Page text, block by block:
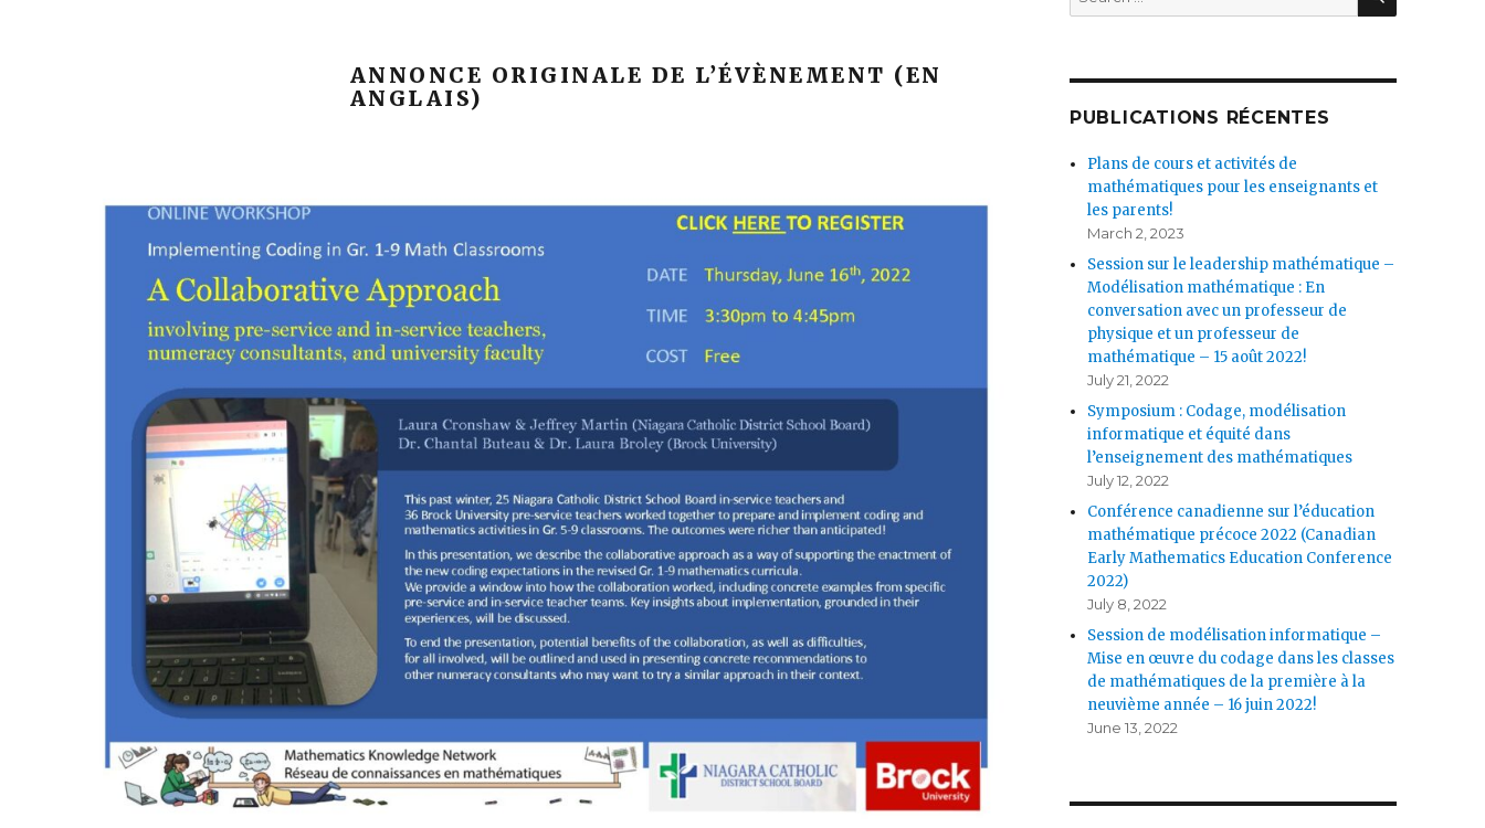
ANNONCE ORIGINALE DE L’ÉVÈNEMENT (EN
ANGLAIS)
for:
PUBLICATIONS RÉCENTES
Plans de cours et activités de
mathématiques pour les enseignants et
les parents!
March 2, 2023
Session sur le leadership mathématique –
Modélisation mathématique : En
conversation avec un professeur de
physique et un professeur de
mathématique – 15 août 2022!
July 21, 2022
Symposium : Codage, modélisation
informatique et équité dans
l’enseignement des mathématiques
July 12, 2022
Conférence canadienne sur l’éducation
mathématique précoce 2022 (Canadian
Early Mathematics Education Conference
2022)
July 8, 2022
Session de modélisation informatique –
Mise en œuvre du codage dans les classes
de mathématiques de la première à la
neuvième année – 16 juin 2022!
June 13, 2022